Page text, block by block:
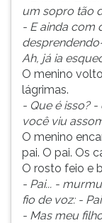
um sopro tão
- E ainda com
Ah, já ia
O menino
lágrimas.
- Que é isso?
você viu
O menino
pai. O pai. Os
O rosto feio e
- Pai... -
fio de voz: -
- Mas meu